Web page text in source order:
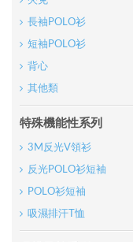
長袖POLO衫
短袖POLO衫
背心
其他類
特殊機能性系列
3M反光V領衫
反光POLO衫短袖
POLO衫短袖
吸濕排汗T恤